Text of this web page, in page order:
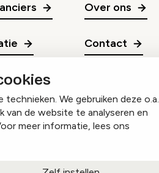
technieken. We gebruiken deze o.a.
de website te analyseren en
meer informatie, lees ons
Over ons
Contact